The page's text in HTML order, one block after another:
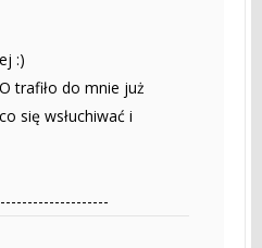
:)
trafiło do mnie już
się wsłuchiwać i